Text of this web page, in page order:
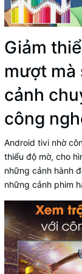
Giảm
mượt mà
cảnh
công
Android tivi nhờ
thiểu độ mờ, cho
những cảnh hành
những cảnh phim